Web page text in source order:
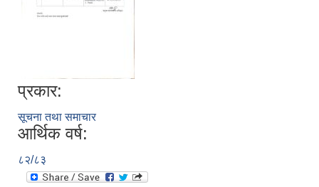
प्रकार:
सूचना तथा समाचार
आर्थिक वर्ष:
८२/८३